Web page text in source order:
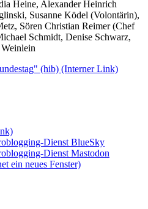
Heine, Alexander Heinrich
Susanne Ködel (Volontärin),
Sören Christian Reimer (Chef
Schmidt, Denise Schwarz,
(hib) (Interner Link)
Dienst BlueSky
Dienst Mastodon
ein neues Fenster)